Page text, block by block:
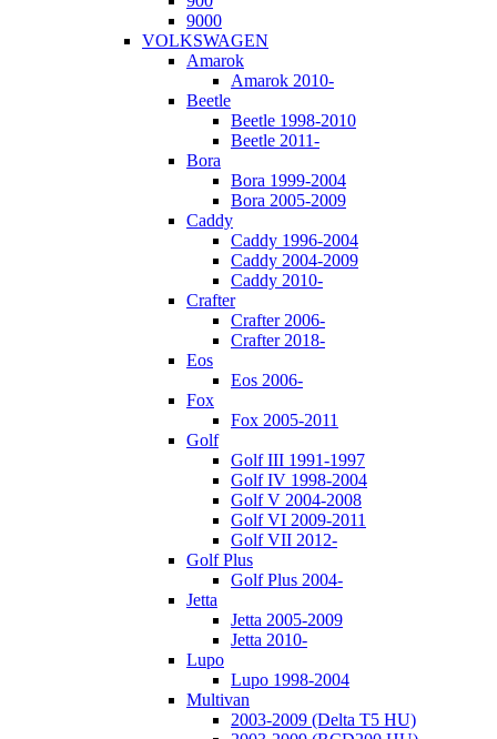
9000
VOLKSWAGEN
Amarok
Amarok 2010-
Beetle
Beetle 1998-2010
Beetle 2011-
Bora
Bora 1999-2004
Bora 2005-2009
Caddy
Caddy 1996-2004
Caddy 2004-2009
Caddy 2010-
Crafter
Crafter 2006-
Crafter 2018-
Eos
Eos 2006-
Fox
Fox 2005-2011
Golf
Golf III 1991-1997
Golf IV 1998-2004
Golf V 2004-2008
Golf VI 2009-2011
Golf VII 2012-
Golf Plus
Golf Plus 2004-
Jetta
Jetta 2005-2009
Jetta 2010-
Lupo
Lupo 1998-2004
Multivan
2003-2009 (Delta T5 HU)